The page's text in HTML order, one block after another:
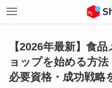
【2026年最新】食
ョップを始める方
必要資格・成功戦略